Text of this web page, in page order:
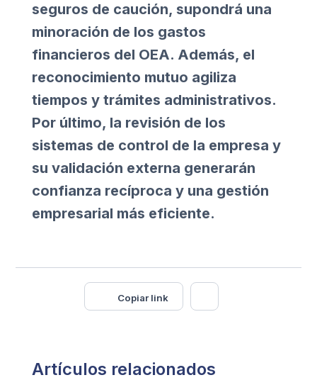
seguros de caución, supondrá una
minoración de los gastos
financieros del OEA. Además, el
reconocimiento mutuo agiliza
tiempos y trámites administrativos.
Por último, la revisión de los
sistemas de control de la empresa y
su validación externa generarán
confianza recíproca y una gestión
empresarial más eficiente.
Copiar link
Artículos relacionados